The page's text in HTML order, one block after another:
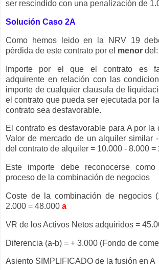
ser rescindido con una penalización de
Solución Caso 2A
Como hemos leido en la NRV 19
pérdida de este contrato por el menor del:
Importe por el que el contrato es
adquirente en relación con las
importe de cualquier clausula de
el contrato que pueda ser ejecutada por
contrato sea desfavorable.
El contrato es desfavorable para A por la
Valor de mercado de un alquiler similar
del contrato de alquiler = 10.000 - 8.000 =
Este importe debe reconocerse
proceso de la combinación de negocios
Coste de la combinación de negocios
2.000 = 48.000 a
VR de los Activos Netos adquiridos =
Diferencia (a-b) = + 3.000 (Fondo de
Asiento SIMPLIFICADO de la fusión en A